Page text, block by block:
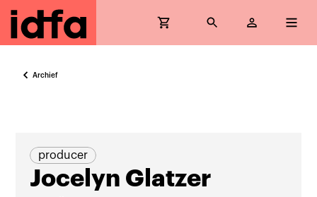
Archief
producer
Jocelyn Glatzer